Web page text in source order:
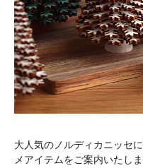
大人気のノルディカニッセ
メアイテムをご案内いたし